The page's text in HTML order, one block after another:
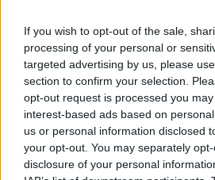
If you wish to opt-out of the sale,
processing of your personal or
targeted advertising by us, please
section to confirm your selection.
opt-out request is processed you
interest-based ads based on
us or personal information disclosed
your opt-out. You may separately
disclosure of your personal